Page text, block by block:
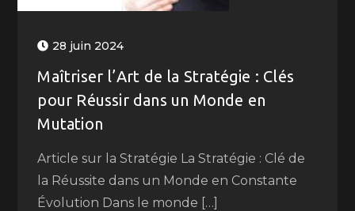
28 juin 2024
Maîtriser l’Art de la Stratégie : Clés
pour Réussir dans un Monde en
Mutation
Article sur la Stratégie La Stratégie : Clé de
la Réussite dans un Monde en Constante
Évolution Dans le monde […]